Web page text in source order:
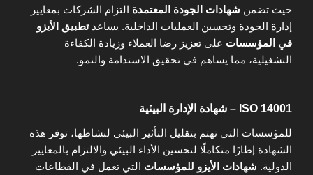
حيث تضمن شهادات الجودة المعتمدة التزام الشركات بمعايير
إدارة الجودة وتحسين العمليات الداخلية. يساعدتطبيق الأيزو
في المؤسسات على تعزيز رضا العملاء وزيادة الكفاءة
التشغيلية، مما يساهم في تحقيق الاستدامة والنمو.
ISO 14001 – شهادة الإدارة البيئية
للمؤسسات التي تهتم بتقليل التأثير البيئي لنشاطها، توفر هذه
الشهادة إطارًا متكاملًا لتحسين الأداء البيئي والالتزام بالمعايير
الدولية. شهادات الأيزو للمؤسسات التي تعمل في القطاعات